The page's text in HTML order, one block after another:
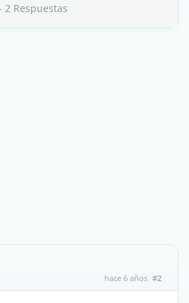
2 Respuestas
hace 6 años #2